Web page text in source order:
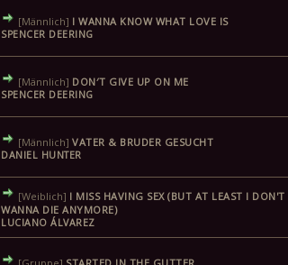
[Männlich] I WANNA KNOW WHAT LOVE IS
SPENCER DEERING
[Männlich] DON′T GIVE UP ON ME
SPENCER DEERING
[Männlich] VATER & BRUDER GESUCHT
DANIEL HUNTER
[Weiblich] I MISS HAVING SEX (BUT AT LEAST I DON'T
WANNA DIE ANYMORE)
LUCIANO ÁLVAREZ